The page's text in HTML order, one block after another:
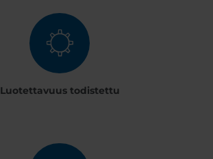
Luotettavuus todistettu